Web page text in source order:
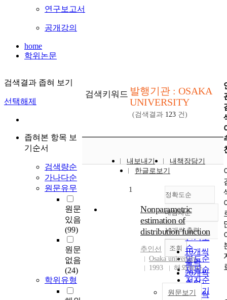
연구보고서
공개강의
home
학위논문
검색결과 좁혀 보기
선택해제
좁혀본 항목 보
기순서
검색량순
가나다순
원문유무
원문
있음
(99)
원문
없음
(24)
학위유형
검색키워드 발행기관 : OSAKA
UNIVERSITY
(검색결과 123 건)
내보내기
내책장담기
한글로보기
정확도순
정확도
순
인기도
순
연도순
제목순
저자순
발행기
내림차순
내림차순
10개씩 출력
10개씩
출력
20개씩
출력
30개씩
조회
1
Nonparametric
estimation of
distribution function
추인선
Osaka university
1993
해외박사
원문보기